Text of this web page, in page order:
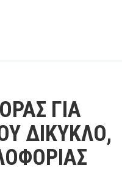
ΓΙΑ
ΔΙΚΥΚΛΟ,